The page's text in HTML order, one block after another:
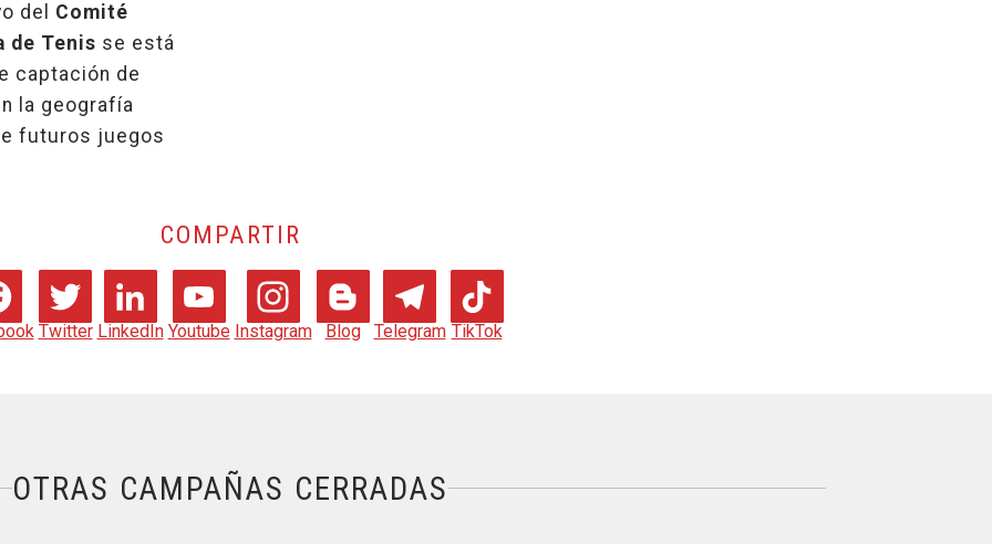
del Comité
de Tenis se está
captación de
la geografía
futuros juegos
COMPARTIR
Twitter LinkedIn Youtube Instagram Blog Telegram TikTok
OTRAS CAMPAÑAS CERRADAS